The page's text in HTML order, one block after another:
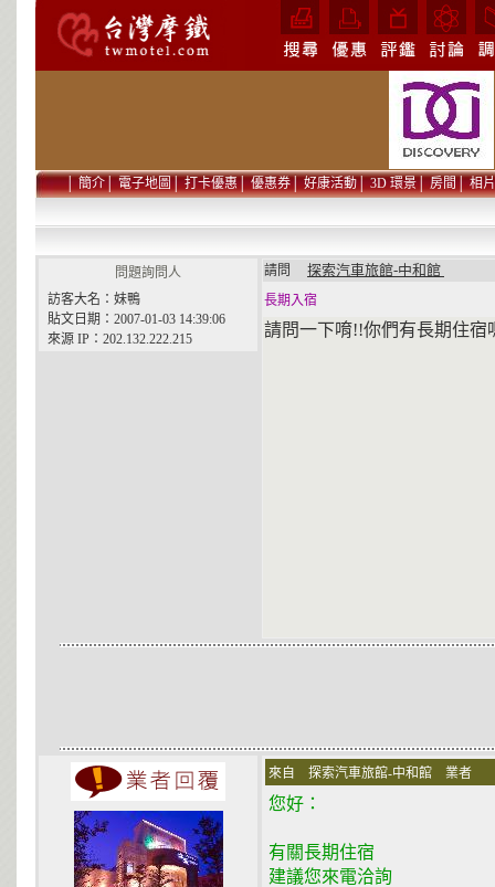
│簡介│電子地圖│打卡優惠│優惠券│好康活動│3D 環景│房間│相片
問題詢問人
訪客大名：妹鴨
貼文日期：2007-01-03 14:39:06
來源 IP：202.132.222.215
請問 探索汽車旅館-中和館
長期入宿
請問一下唷!!你們有長期住宿
來自 探索汽車旅館-中和館 業者
您好：
有關長期住宿
建議您來電洽詢